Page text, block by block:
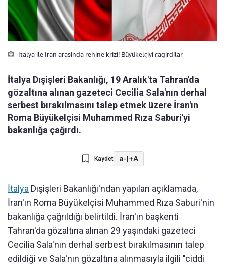
Italya ile Iran arasinda rehine krizi! Büyükelçiyi çagirdilar
İtalya Dışişleri Bakanlığı, 19 Aralık'ta Tahran'da
gözaltına alınan gazeteci Cecilia Sala'nın derhal
serbest bırakılmasını talep etmek üzere İran'ın
Roma Büyükelçisi Muhammed Rıza Saburi'yi
bakanlığa çağırdı.
Kaydet a-|+A
İtalya Dışişleri Bakanlığı'ndan yapılan açıklamada,
İran'ın Roma Büyükelçisi Muhammed Rıza Saburi'nin
bakanlığa çağrıldığı belirtildi. İran'ın başkenti
Tahran'da gözaltına alınan 29 yaşındaki gazeteci
Cecilia Sala'nın derhal serbest bırakılmasının talep
edildiği ve Sala'nın gözaltına alınmasıyla ilgili "ciddi